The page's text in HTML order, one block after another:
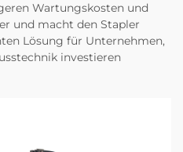
Wartungskosten und
und macht den Stapler
Lösung für Unternehmen,
investieren